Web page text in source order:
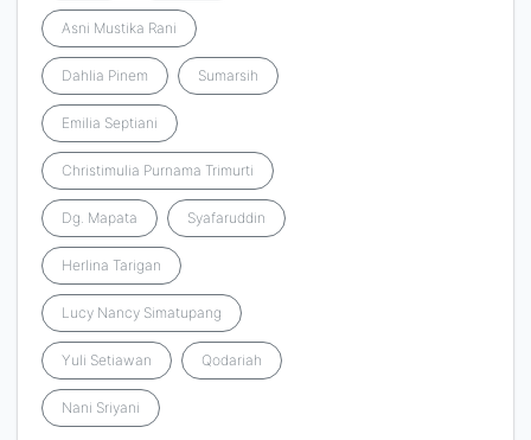
Asni Mustika Rani
Dahlia Pinem Sumarsih
Emilia Septiani
Christimulia Purnama Trimurti
Dg. Mapata Syafaruddin
Herlina Tarigan
Lucy Nancy Simatupang
Yuli Setiawan Qodariah
Nani Sriyani